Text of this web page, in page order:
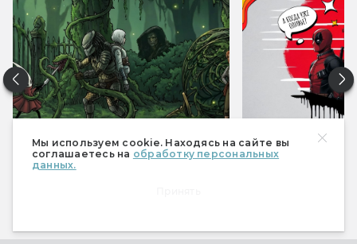
Мы используем cookie. Находясь на сайте вы
соглашаетесь на обработку персональных
данных.
Фантастические итоги 2025 Фантастические